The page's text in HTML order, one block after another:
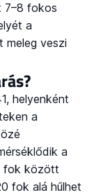
7–8 fokos
a
meleg veszi
helyenként
a
a
fok között
fok alá hűlhet